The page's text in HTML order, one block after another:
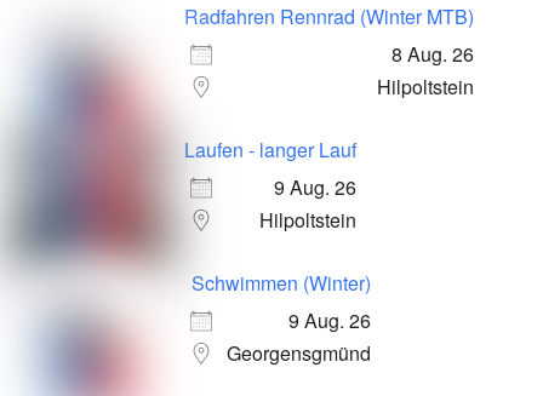
Radfahren Rennrad (Winter MTB)
8 Aug. 26
Hilpoltstein
Laufen - langer Lauf
9 Aug. 26
Hilpoltstein
Schwimmen (Winter)
9 Aug. 26
Georgensgmünd